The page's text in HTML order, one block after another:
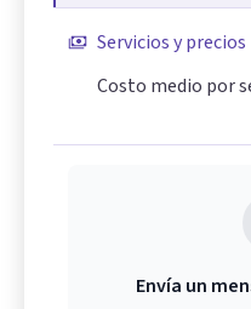
Servicios y precios
Costo medio por
Envía un